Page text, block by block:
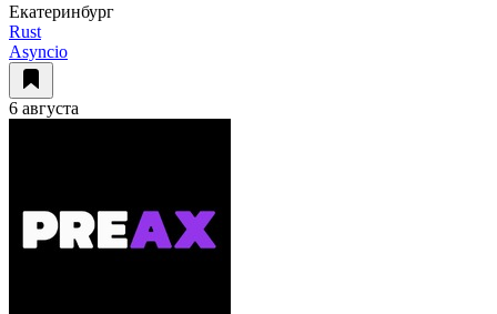
Екатеринбург
Rust
Asyncio
6 августа